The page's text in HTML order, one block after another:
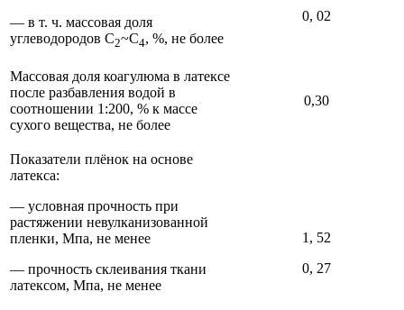
— в т. ч. массовая доля
углеводородов С2~С4, %, не более
0, 02
Массовая доля коагулюма в латексе
после разбавления водой в
соотношении 1:200, % к массе
сухого вещества, не более
0,30
Показатели плёнок на основе
латекса:
— условная прочность при
растяжении невулканизованной
пленки, Мпа, не менее
— прочность склеивания ткани
латексом, Мпа, не менее
1, 52
0, 27